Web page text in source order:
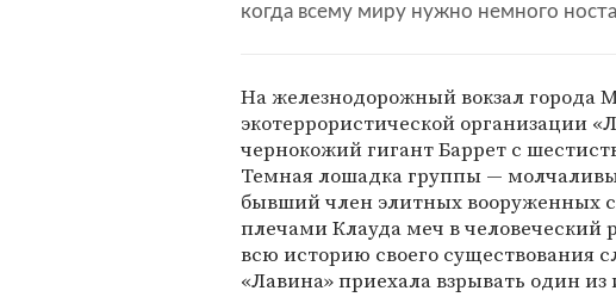
когда всему миру нужно немного
На железнодорожный вокзал города
экотеррористической организации
чернокожий гигант Баррет с
Темная лошадка группы —
бывший член элитных вооруженных
плечами Клауда меч в человеческий
всю историю своего существования
«Лавина» приехала взрывать один из